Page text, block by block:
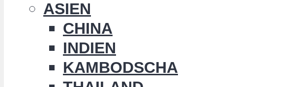
ASIEN
CHINA
INDIEN
KAMBODSCHA